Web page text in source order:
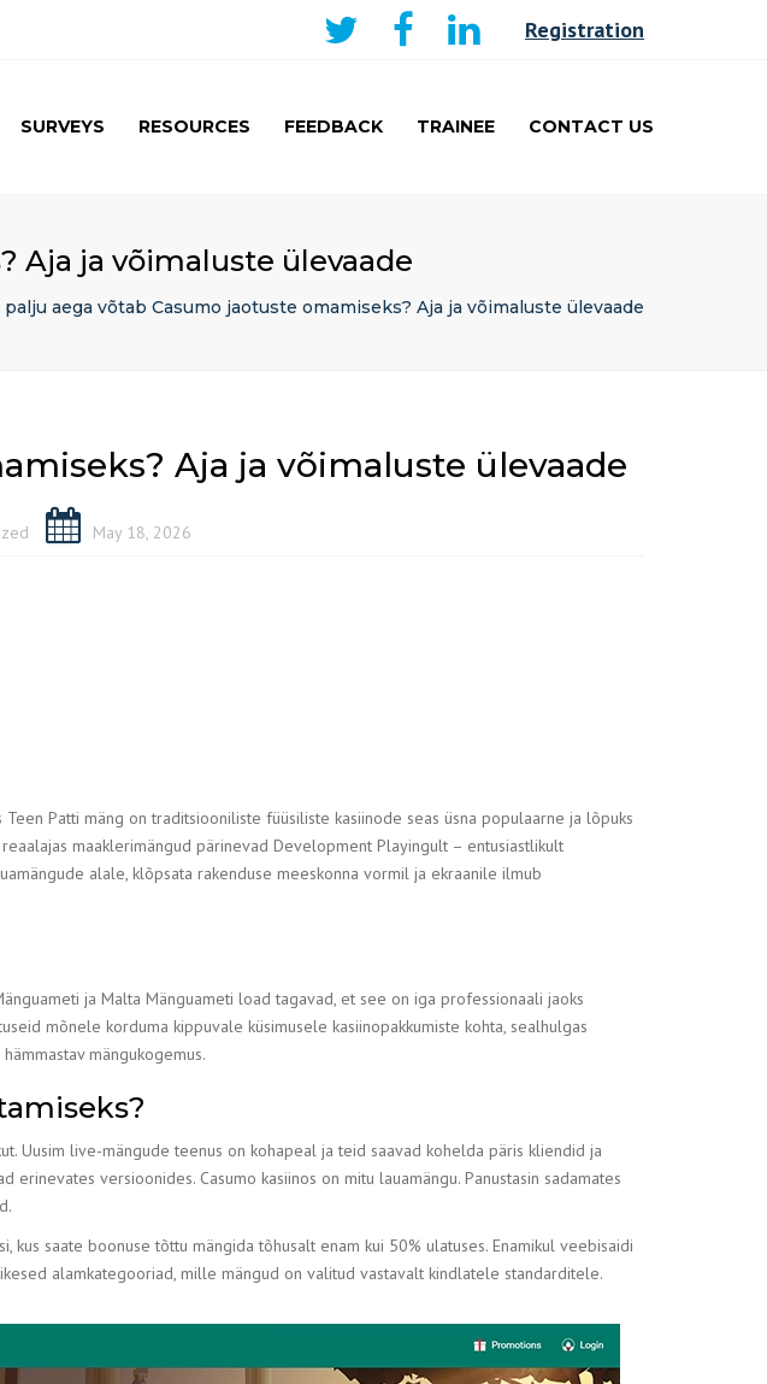
Registration
SURVEYS
SURVEY 2 RESULT (
RESOURCES FEEDBACK TRAINEE
PRESENTATIONS PRIZE
TRAVEL FELLOWSHIP
CONTACT US
Aja ja võimaluste ülevaade
palju aega võtab Casumo jaotuste omamiseks? Aja ja võimaluste ülevaade
Aja ja võimaluste ülevaade
May 18, 2026
Patti mäng on traditsiooniliste füüsiliste kasiinode seas üsna populaarne ja lõpuks
maaklerimängud pärinevad Development Playingult – entusiastlikult
alale, klõpsata rakenduse meeskonna vormil ja ekraanile ilmub
ja Malta Mänguameti load tagavad, et see on iga professionaali jaoks
mõnele korduma kippuvale küsimusele kasiinopakkumiste kohta, sealhulgas
mängukogemus.
Uusim live-mängude teenus on kohapeal ja teid saavad kohelda päris kliendid ja
versioonides. Casumo kasiinos on mitu lauamängu. Panustasin sadamates
kus saate boonuse tõttu mängida tõhusalt enam kui 50% ulatuses. Enamikul veebisaidi
alamkategooriad, mille mängud on valitud vastavalt kindlatele standarditele.